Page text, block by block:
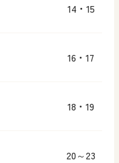
14・15
16・17
18・19
20～23